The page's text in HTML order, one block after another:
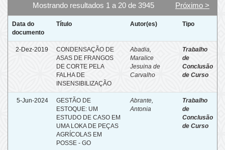
Mostrando resultados 1 a 20 de 3945 Próximo >
Data do
documento
Título Autor(es) Tipo
2-Dez-2019
CONDENSAÇÃO DE
ASAS DE FRANGOS
DE CORTE PELA
FALHA DE
INSENSIBILIZAÇÃO
Abadia,
Maralice
Jesuina de
Carvalho
Trabalho
de
Conclusão
de Curso
5-Jun-2024
GESTÃO DE
ESTOQUE: UM
ESTUDO DE CASO EM
UMA LOKA DE PEÇAS
AGRÍCOLAS EM
POSSE - GO
Abrante,
Antonia
Trabalho
de
Conclusão
de Curso